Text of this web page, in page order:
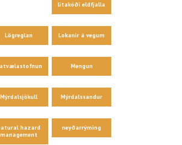
litakóði eldfjalla
Lögreglan Lokanir á vegum
Mengun
Mýrdalsjökull Mýrdalssandur
hazard
management
neyðarrýming